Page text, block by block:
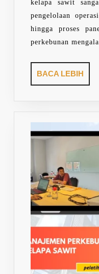
kelapa sawit
pengelolaan
hingga proses
perkebunan
BACA LEBIH